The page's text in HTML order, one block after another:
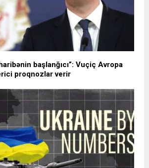
başlanğıcı”: Vuçiç Avropa
proqnozlar verir